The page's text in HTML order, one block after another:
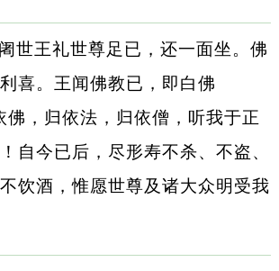
世王礼世尊足已，还一面坐。佛
喜。王闻佛教已，即白佛
佛，归依法，归依僧，听我于正
自今已后，尽形寿不杀、不盗、
饮酒，惟愿世尊及诸大众明受我